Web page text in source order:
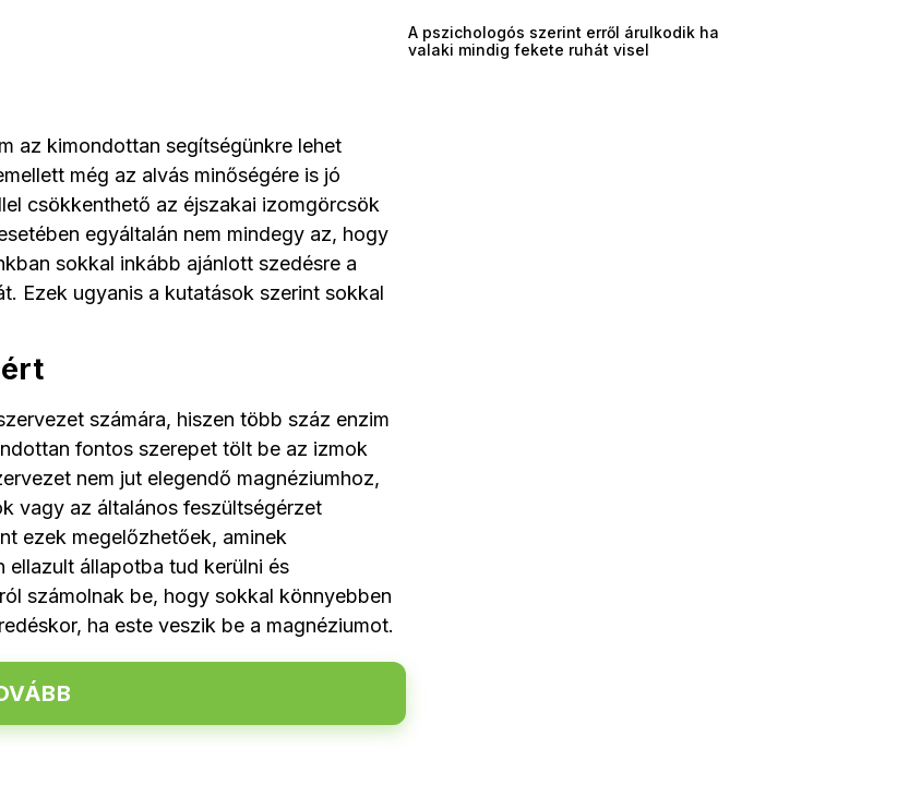
az kimondottan segítségünkre lehet
még az alvás minőségére is jó
csökkenthető az éjszakai izomgörcsök
egyáltalán nem mindegy az, hogy
sokkal inkább ajánlott szedésre a
Ezek ugyanis a kutatások szerint sokkal
számára, hiszen több száz enzim
fontos szerepet tölt be az izmok
nem jut elegendő magnéziumhoz,
vagy az általános feszültségérzet
ezek megelőzhetőek, aminek
állapotba tud kerülni és
számolnak be, hogy sokkal könnyebben
ha este veszik be a magnéziumot.
A pszichologós szerint erről árulkodik ha
valaki mindig fekete ruhát visel